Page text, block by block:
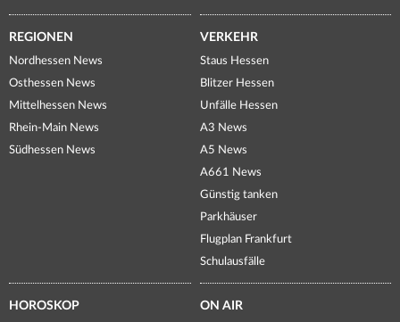
REGIONEN
Nordhessen News
Osthessen News
Mittelhessen News
Rhein-Main News
Südhessen News
VERKEHR
Staus Hessen
Blitzer Hessen
Unfälle Hessen
A3 News
A5 News
A661 News
Günstig tanken
Parkhäuser
Flugplan Frankfurt
Schulausfälle
HOROSKOP ON AIR